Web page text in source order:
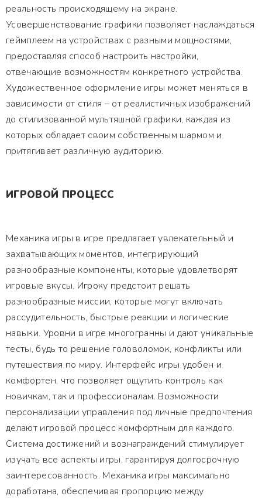
реальность происходящему на экране.
Усовершенствование графики позволяет наслаждаться
геймплеем на устройствах с разными мощностями,
предоставляя способ настроить настройки,
отвечающие возможностям конкретного устройства.
Художественное оформление игры может меняться в
зависимости от стиля – от реалистичных изображений
до стилизованной мультяшной графики, каждая из
которых обладает своим собственным шармом и
притягивает различную аудиторию.
ИГРОВОЙ ПРОЦЕСС
Механика игры в игре предлагает увлекательный и
захватывающих моментов, интегрирующий
разнообразные компоненты, которые удовлетворят
игровые вкусы. Игроку предстоит решать
разнообразные миссии, которые могут включать
рассудительность, быстрые реакции и логические
навыки. Уровни в игре многогранны и дают уникальные
тесты, будь то решение головоломок, конфликты или
путешествия по миру. Интерфейс игры удобен и
комфортен, что позволяет ощутить контроль как
новичкам, так и профессионалам. Возможности
персонализации управления под личные предпочтения
делают игровой процесс комфортным для каждого.
Система достижений и вознаграждений стимулирует
изучать все аспекты игры, гарантируя долгосрочную
заинтересованность. Механика игры максимально
доработана, обеспечивая пропорцию между